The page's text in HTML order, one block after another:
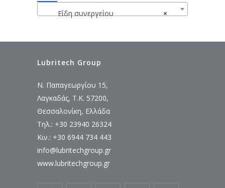
×
Είδη συνεργείου
Lubritech Group
Ν. Παπαγεωργίου 15,
Λαγκαδάς, Τ.Κ. 57200,
Θεσσαλονίκη, Ελλάδα
Τηλ.: +30 23940 26324
Κιν.: +30 6944 734 443
info@lubritechgroup.gr
www.lubritechgroup.gr